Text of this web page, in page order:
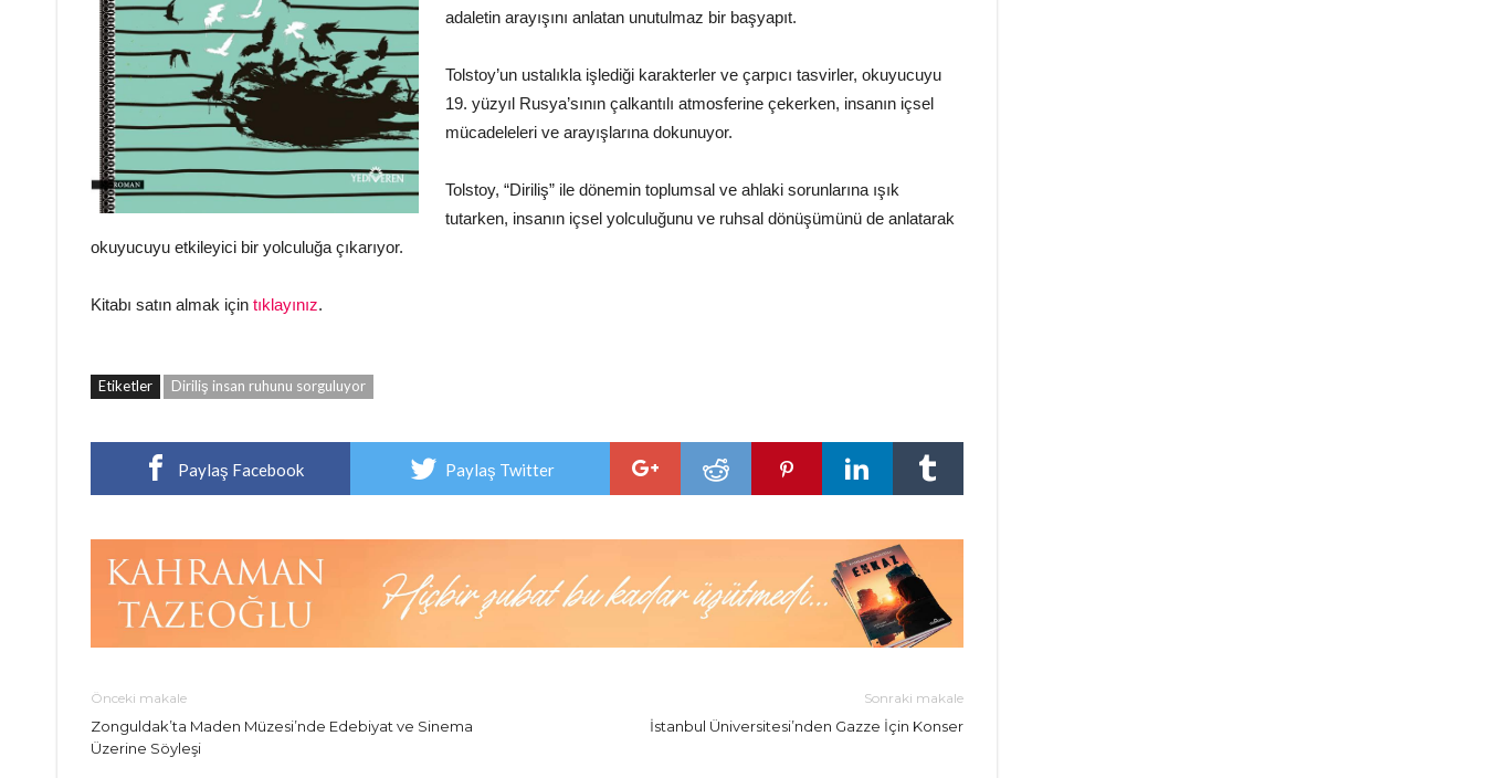
adaletin arayışını anlatan unutulmaz bir başyapıt.
Tolstoy’un ustalıkla işlediği karakterler ve çarpıcı tasvirler, okuyucuyu
19. yüzyıl Rusya’sının çalkantılı atmosferine çekerken, insanın içsel
mücadeleleri ve arayışlarına dokunuyor.
Tolstoy, “Diriliş” ile dönemin toplumsal ve ahlaki sorunlarına ışık
tutarken, insanın içsel yolculuğunu ve ruhsal dönüşümünü de anlatarak
okuyucuyu etkileyici bir yolculuğa çıkarıyor.
Kitabı satın almak için tıklayınız.
Etiketler Diriliş insan ruhunu sorguluyor
Paylaş Facebook Paylaş Twitter
Önceki makale
Zonguldak’ta Maden Müzesi’nde Edebiyat ve Sinema
Üzerine Söyleşi
Sonraki makale
İstanbul Üniversitesi’nden Gazze İçin Konser